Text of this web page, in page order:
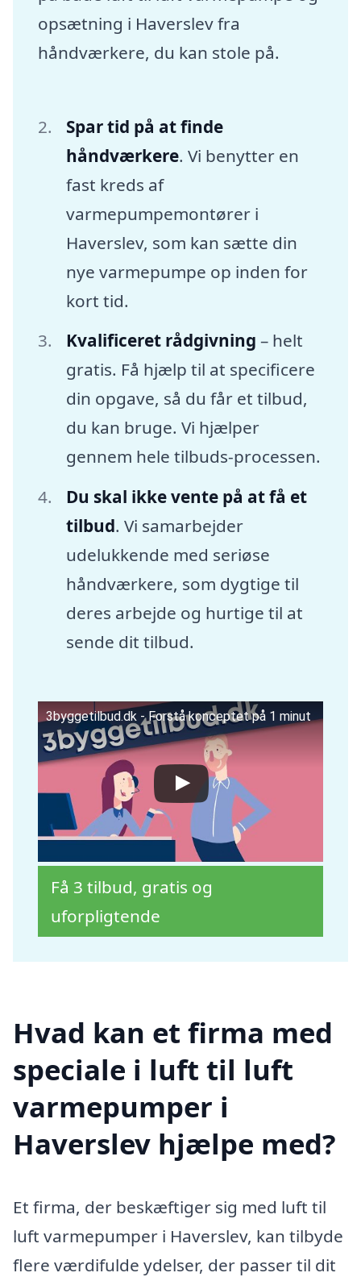
opsætning i Haverslev fra
håndværkere, du kan stole på.
Spar tid på at finde
håndværkere. Vi benytter en
fast kreds af
varmepumpemontører i
Haverslev, som kan sætte din
nye varmepumpe op inden for
kort tid.
Kvalificeret rådgivning – helt
gratis. Få hjælp til at specificere
din opgave, så du får et tilbud,
du kan bruge. Vi hjælper
gennem hele tilbuds-processen.
Du skal ikke vente på at få et
tilbud. Vi samarbejder
udelukkende med seriøse
håndværkere, som dygtige til
deres arbejde og hurtige til at
sende dit tilbud.
3byggetilbud.dk - Forstå konceptet på 1 minut
Få 3 tilbud, gratis og
uforpligtende
Hvad kan et firma med
speciale i luft til luft
varmepumper i
Haverslev hjælpe med?
Et firma, der beskæftiger sig med luft til
luft varmepumper i Haverslev, kan tilbyde
flere værdifulde ydelser, der passer til dit